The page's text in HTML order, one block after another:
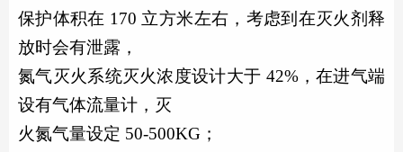
保护体积在 170 立方米左右，考虑到在灭火剂释
放时会有泄露，
氮气灭火系统灭火浓度设计大于 42%，在进气端
设有气体流量计，灭
火氮气量设定 50-500KG；